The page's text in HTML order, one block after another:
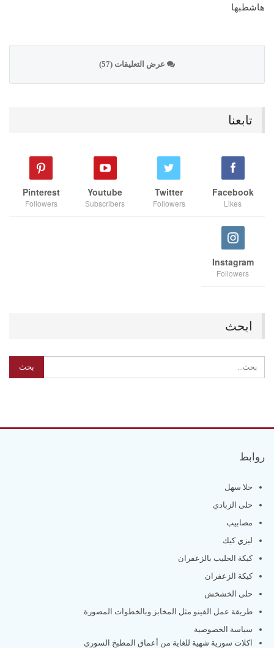
هاشطبها
عرض التعليقات (57)
تابعنا
Facebook
Likes
Twitter
Followers
Youtube
Subscribers
Pinterest
Followers
Instagram
Followers
ابحث
روابط
حلا سهل
حلى الزبادي
مصابيب
ليزي كيك
كيكة الحليب بالزعفران
كيكة الزعفران
حلى الخشخش
طريقة عمل الفينو مثل المخابز وبالخطوات المصورة
سياسة الخصوصية
اكلات سورية شهية للغاية من أعماق المطبخ السوري